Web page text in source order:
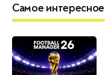
Самое интересное